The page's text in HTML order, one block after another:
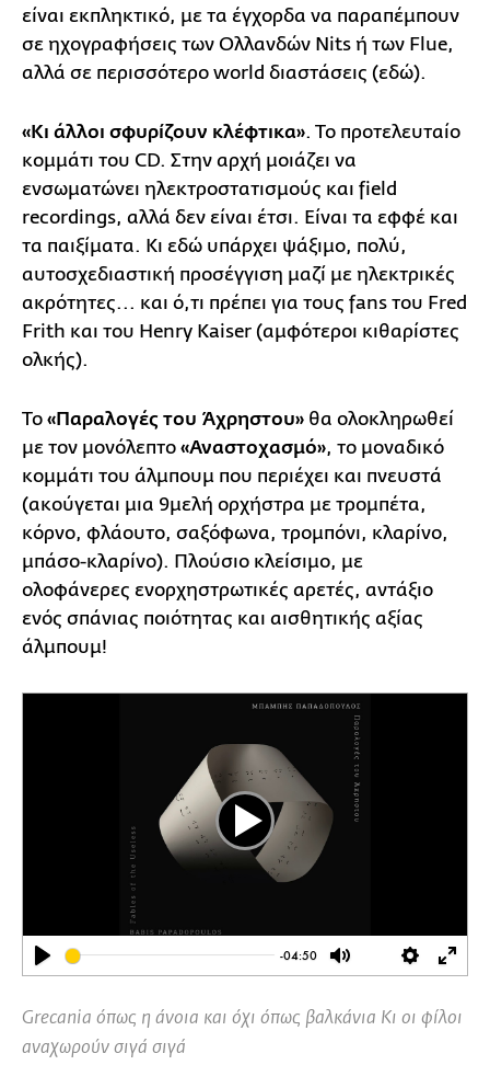
είναι εκπληκτικό, με τα έγχορδα να παραπέμπουν
σε ηχογραφήσεις των Ολλανδών Nits ή των Flue,
αλλά σε περισσότερο world διαστάσεις (εδώ).
«Κι άλλοι σφυρίζουν κλέφτικα». Το προτελευταίο
κομμάτι του CD. Στην αρχή μοιάζει να
ενσωματώνει ηλεκτροστατισμούς και field
recordings, αλλά δεν είναι έτσι. Είναι τα εφφέ και
τα παιξίματα. Κι εδώ υπάρχει ψάξιμο, πολύ,
αυτοσχεδιαστική προσέγγιση μαζί με ηλεκτρικές
ακρότητες... και ό,τι πρέπει για τους fans του Fred
Frith και του Henry Kaiser (αμφότεροι κιθαρίστες
ολκής).
Το «Παραλογές του Άχρηστου» θα ολοκληρωθεί
με τον μονόλεπτο «Αναστοχασμό», το μοναδικό
κομμάτι του άλμπουμ που περιέχει και πνευστά
(ακούγεται μια 9μελή ορχήστρα με τρομπέτα,
κόρνο, φλάουτο, σαξόφωνα, τρομπόνι, κλαρίνο,
μπάσο-κλαρίνο). Πλούσιο κλείσιμο, με
ολοφάνερες ενορχηστρωτικές αρετές, αντάξιο
ενός σπάνιας ποιότητας και αισθητικής αξίας
άλμπουμ!
Play
-04:50
Mute Settings
Play
Grecania όπως η άνοια και όχι όπως βαλκάνια Κι οι φίλοι
αναχωρούν σιγά σιγά